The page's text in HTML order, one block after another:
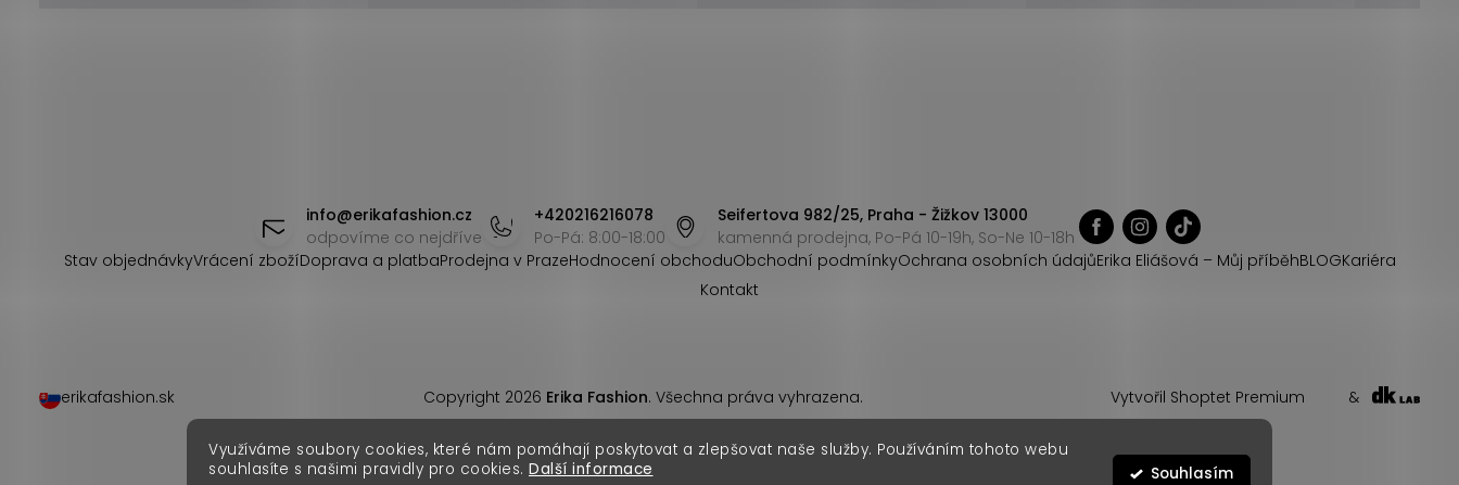
Využíváme soubory cookies, které nám pomáhají poskytovat a zlepšovat naše služby. Používáním tohoto webu
souhlasíte s našimi pravidly pro cookies. Další informace Souhlasím
info@erikafashion.cz
odpovíme co nejdříve
+420216216078
Po-Pá: 8:00-18:00
Seifertova 982/25, Praha - Žižkov 13000
kamenná prodejna, Po-Pá 10-19h, So-Ne 10-18h
Stav objednávkyVrácení zbožíDoprava a platbaProdejna v PrazeHodnocení obchoduObchodní podmínkyOchrana osobních údajůErika Eliášová – Můj příběhBLOGKariéra
Kontakt
Vytvořil Shoptet Premium &
Copyright 2026 Erika Fashion. Všechna práva vyhrazena.
erikafashion.sk